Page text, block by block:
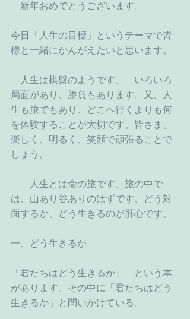
新年おめでとうございます。
今日「人生の目標」というテーマで皆
様と一緒にかんがえたいと思います。
人生は棋盤のようです、　いろいろ
局面があり、勝負もあります。又、人
生も旅でもあり、どこへ行くよりも何
を体験することが大切です。皆さま、
楽しく、明るく、笑顔で頑張ることで
しょう。
人生とは命の旅です、旅の中で
は、山あり谷ありのはずです、どう対
面するか、どう生きるのが肝心です。
一、どう生きるか
「君たちはどう生きるか」　という本
があります。その中に「君たちはどう
生きるか」と問いかけている。